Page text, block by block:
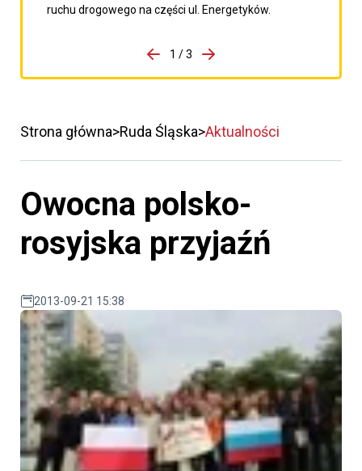
ruchu drogowego na części ul. Energetyków.
porzpedniego komunikatu
1 / 3
Przejdź do następnego
Strona główna Ruda Śląska Aktualności
Owocna polsko-
rosyjska przyjaźń
2013-09-21 15:38